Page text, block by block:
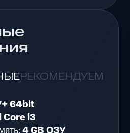
РЕКОМЕНДУЕМЫЕ
64bit
Core i3